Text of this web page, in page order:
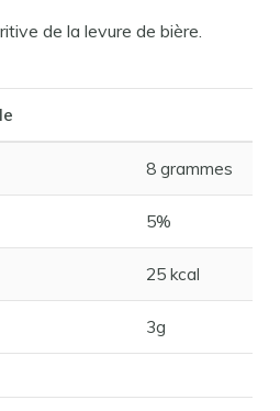
de la levure de bière.
8 grammes
5%
25 kcal
3g